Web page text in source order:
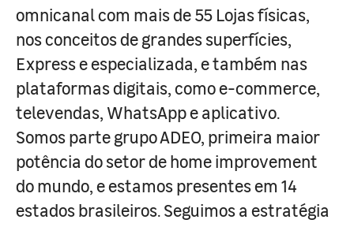
omnicanal com mais de 55 Lojas físicas,
nos conceitos de grandes superfícies,
Express e especializada, e também nas
plataformas digitais, como e-commerce,
televendas, WhatsApp e aplicativo.
Somos parte grupo ADEO, primeira maior
potência do setor de home improvement
do mundo, e estamos presentes em 14
estados brasileiros. Seguimos a estratégia